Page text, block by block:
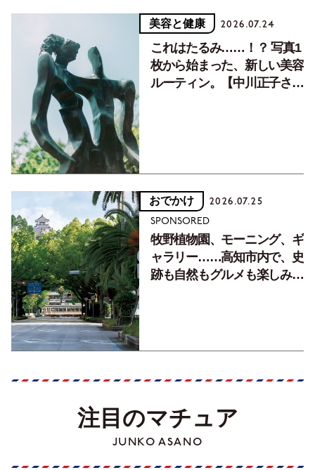
美容と健康 2026.07.24
これはたるみ……！？ 写真1
枚から始まった、新しい美容
ルーティン。【中川正子さん
おでかけ 2026.07.25
SPONSORED
牧野植物園、モーニング、ギ
ャラリー……高知市内で、史
跡も自然もグルメも楽しみ尽
注目のマチュア
JUNKO ASANO